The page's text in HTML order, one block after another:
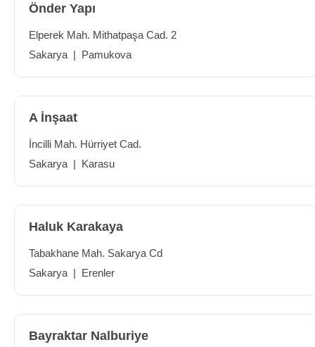
Önder Yapı
Elperek Mah. Mithatpaşa Cad. 2
Sakarya | Pamukova
A İnşaat
İncilli Mah. Hürriyet Cad.
Sakarya | Karasu
Haluk Karakaya
Tabakhane Mah. Sakarya Cd
Sakarya | Erenler
Bayraktar Nalburiye